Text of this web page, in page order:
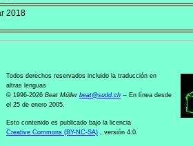
2018
Todos derechos reservados incluido la traducción en
altras lenguas
© 1996-2026 Beat Müller beat@sudd.ch -- En línea desde
el 25 de enero 2005.
Esto contenido es publicado bajo la licencia
Creative Commons (BY-NC-SA) , versión 4.0.